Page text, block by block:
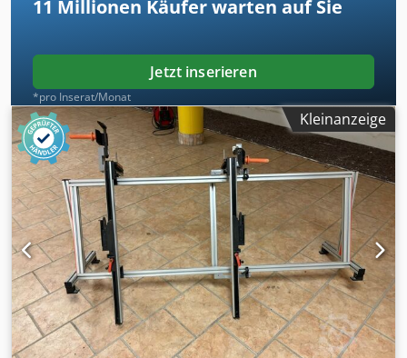
11 Millionen Käufer warten auf Sie
Jetzt inserieren
*pro Inserat/Monat
Kleinanzeige